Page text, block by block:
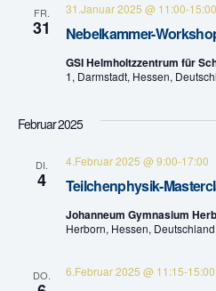
FR.
31 Nebelkammer-
31.Januar 2025 @ 11:00-15:00
GSI Helmholtzzentrum für
1, Darmstadt, Hessen,
Februar 2025
DI.
4 Teilchenphysik-
4.Februar 2025 @ 9:00-17:00
Johanneum Gymnasium
Herborn, Hessen, Deutschland
DO. 6.Februar 2025 @ 11:15-15:00